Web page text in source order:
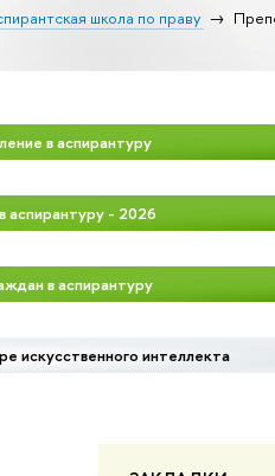
школа по праву
в аспирантуру
аспирантуру - 2026
в аспирантуру
искусственного интеллекта